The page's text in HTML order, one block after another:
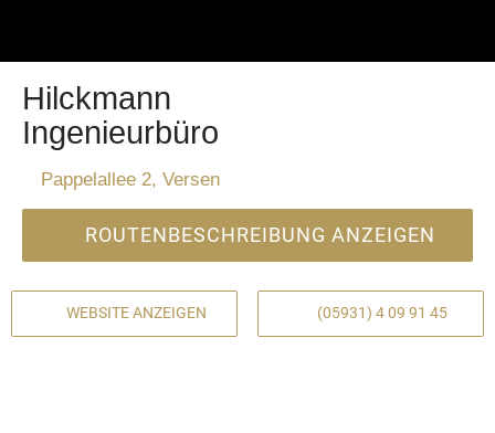
Hilckmann
Ingenieurbüro
Pappelallee 2, Versen
ROUTENBESCHREIBUNG ANZEIGEN
WEBSITE ANZEIGEN (05931) 4 09 91 45